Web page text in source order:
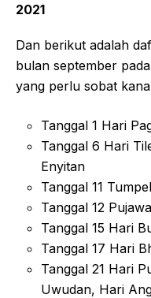
2021
Dan berikut adalah
bulan september
yang perlu sobat
Tanggal 1 Hari
Tanggal 6 Hari
Enyitan
Tanggal 11
Tanggal 12
Tanggal 15 Hari
Tanggal 17 Hari
Tanggal 21 Hari
Uwudan, Hari